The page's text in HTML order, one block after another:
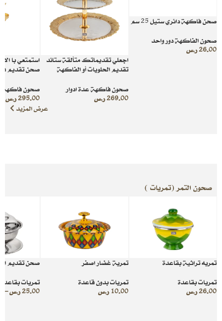
صحن فاكهة دائري ستيل 25 سم
صحون الفاكهة دور واحد
26.00ر.س
اجعلي تقديماتك متألقة ستاند
تقديم الحلويات أو الفاكهة
صحون فاكهة عدة ادوار
269.00ر.س
استمتعي با
صحن تقديم
صحون فاكهة
295.00ر.س
عرض المزيد
صحون التمر (تمريات )
تمريه تراثية بقاعدة
تمريات بقاعدة
26.00ر.س
تمرية غضار اصفر
تمريات بدون قاعدة
10.00 ر.س
صحن تقديم
تمريات بقاعدة
25.00ر.س–